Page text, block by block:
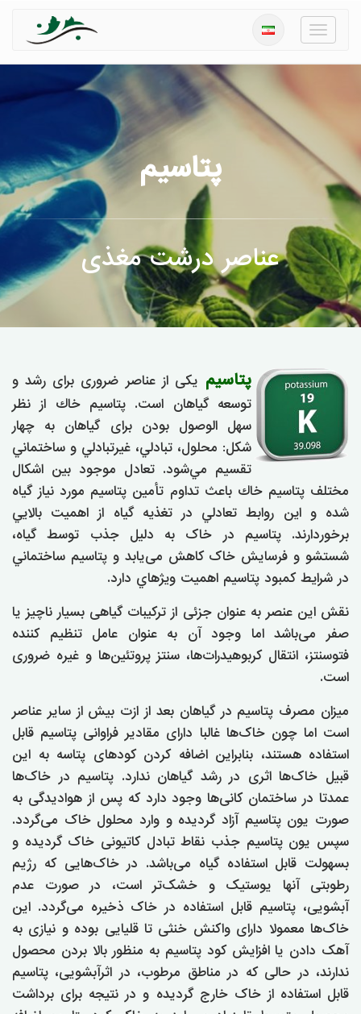
منو
پتاسیم
عناصر درشت مغذی
پتاسیم یکی از عناصر ضروری برای رشد و
توسعه گیاهان است. پتاسيم خاك از نظر
سهل الوصول بودن برای گیاهان به چهار
شكل: محلول، تبادلي، غيرتبادلي و ساختماني
تقسيم مي‌شود. تعادل موجود بين اشكال
مختلف پتاسيم خاك باعث تداوم تأمين پتاسيم مورد نياز گياه
شده و اين روابط تعادلي در تغذيه گياه از اهميت بالايي
برخوردارند. پتاسیم در خاک به دلیل جذب توسط گیاه،
شستشو و فرسایش خاک کاهش می‌یابد و پتاسيم ساختماني
در شرايط كمبود پتاسيم اهميت ويژه‎ا‎‏ي دارد.
نقش این عنصر به عنوان جزئی از ترکیبات گیاهی بسیار ناچیز یا
صفر می‌باشد اما وجود آن به عنوان عامل تنظیم کننده
فتوسنتز، انتقال کربوهیدرات‌ها، سنتز پروتئین‌ها و غیره ضروری
است.
میزان مصرف پتاسیم در گیاهان بعد از ازت بیش از سایر عناصر
است اما چون خاک‌ها غالبا دارای مقادیر فراوانی پتاسیم قابل
استفاده هستند، بنابراین اضافه کردن کودهای پتاسه به این
قبیل خاک‌ها اثری در رشد گیاهان ندارد. پتاسیم در خاک‌ها
عمدتا در ساختمان کانی‌ها وجود دارد که پس از هوادیدگی به
صورت یون پتاسیم آزاد گردیده و وارد محلول خاک می‌گردد.
سپس یون پتاسیم جذب نقاط تبادل کاتیونی خاک گردیده و
بسهولت قابل استفاده گیاه می‌باشد. در خاک‌هایی که رژیم
رطوبتی آنها یوستیک و خشک‌تر است، در صورت عدم
آبشویی، پتاسیم قابل استفاده در خاک ذخیره می‌گردد. این
خاک‌ها معمولا دارای واکنش خنثی تا قلیایی بوده و نیازی به
آهک دادن یا افزایش کود پتاسیم به منظور بالا بردن محصول
ندارند، در حالی که در مناطق مرطوب، در اثرآبشویی، پتاسیم
قابل استفاده از خاک خارج گردیده و در نتیجه برای برداشت